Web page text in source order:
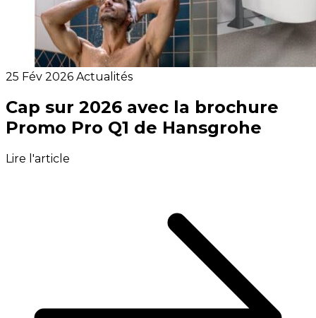
25 Fév 2026 Actualités
Cap sur 2026 avec la brochure
Promo Pro Q1 de Hansgrohe
Lire l'article